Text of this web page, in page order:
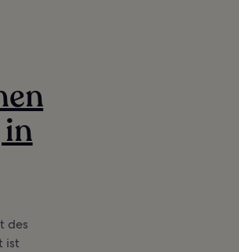
in
des
ist